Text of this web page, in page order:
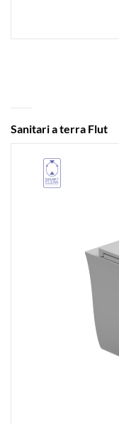
Sanitari a terra Flut